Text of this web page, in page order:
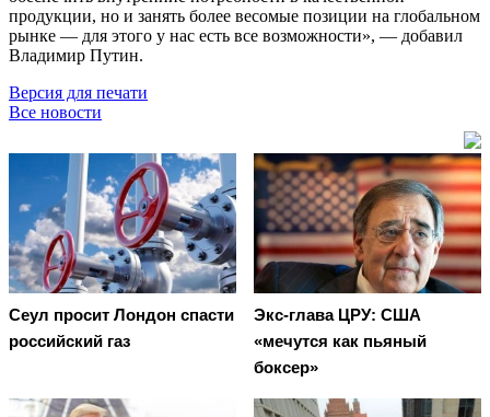
продукции, но и занять более весомые позиции на глобальном
рынке — для этого у нас есть все возможности», — добавил
Владимир Путин.
Версия для печати
Все новости
Сеул просит Лондон спасти
российский газ
Экс-глава ЦРУ: США
«мечутся как пьяный
боксер»